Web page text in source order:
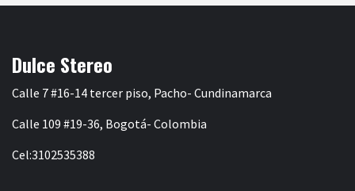
Dulce Stereo
Calle 7 #16-14 tercer piso, Pacho- Cundinamarca
Calle 109 #19-36, Bogotá- Colombia
Cel:3102535388